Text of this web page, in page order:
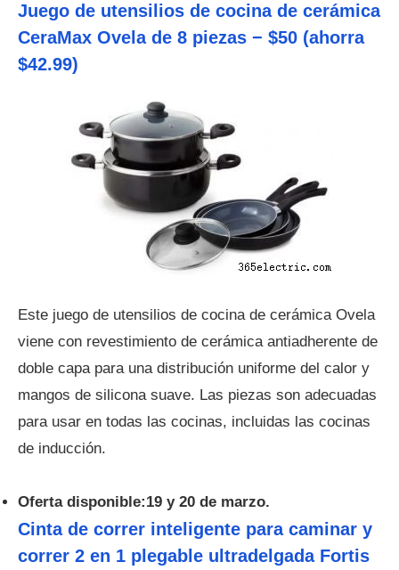
Juego de utensilios de cocina de cerámica
CeraMax Ovela de 8 piezas − $50 (ahorra
$42.99)
Este juego de utensilios de cocina de cerámica Ovela
viene con revestimiento de cerámica antiadherente de
doble capa para una distribución uniforme del calor y
mangos de silicona suave. Las piezas son adecuadas
para usar en todas las cocinas, incluidas las cocinas
de inducción.
Oferta disponible:19 y 20 de marzo.
Cinta de correr inteligente para caminar y
correr 2 en 1 plegable ultradelgada Fortis